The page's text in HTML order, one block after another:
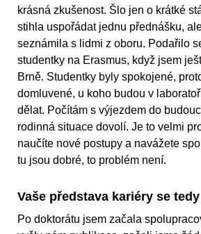
krásná zkušenost. Šlo jen o krátké
stihla uspořádat jednu přednášku,
seznámila s lidmi z oboru. Podařilo
studentky na Erasmus, když jsem
Brně. Studentky byly spokojené,
domluvené, u koho budou v
dělat. Počítám s výjezdem do
rodinná situace dovolí. Je to velmi
naučíte nové postupy a navážete
tu jsou dobré, to problém není.
Vaše představa kariéry se
Po doktorátu jsem začala